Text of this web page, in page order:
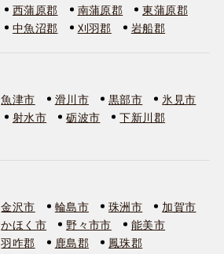
西蒲原郡 南蒲原郡
東蒲原郡
中魚沼郡 刈羽郡 岩船郡
魚津市 滑川市 黒部市
氷見市
射水市 砺波市
下新川郡
金沢市 輪島市 珠洲市
加賀市
かほく市 野々市市
能美市
羽咋郡 鹿島郡 鳳珠郡